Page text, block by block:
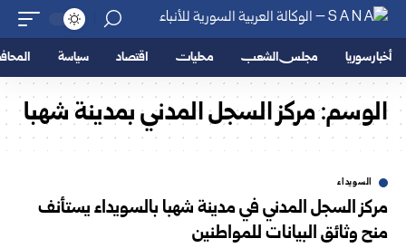
أخبار سوريا مجلس الشعب محليات اقتصاد سياسة
الوسم:مركز السجل المدني بمدينة شهبا
السويداء
مركز السجل المدني في مدينة شهبا بالسويداء يستأنف
منح وثائق البيانات للمواطنين